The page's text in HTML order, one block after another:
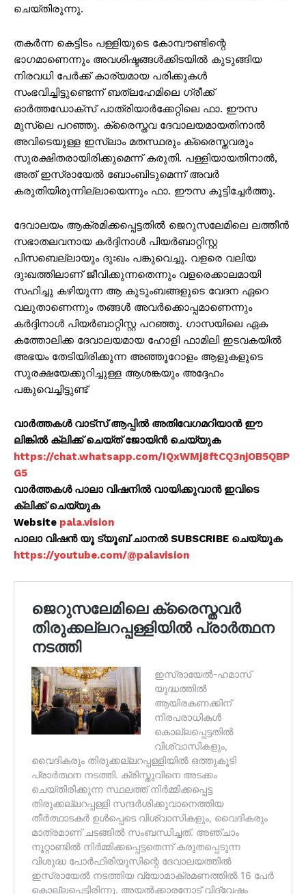
ചെയ്തിരുന്നു.
തകർന്ന കെട്ടിടം പള്ളിയുടെ കോമ്പൗണ്ടിന്റെ
ഭാഗമാണെന്നും അവശിഷ്ടങ്ങൾക്കിടയിൽ കുടുങ്ങിയ
നിരവധി പേര്‍ക്ക് കാര്യമായ പരിക്കുകള്‍
സംഭവിച്ചിട്ടുണ്ടെന്ന് ബത്‌ലഹേമിലെ ഗ്രീക്ക്
ഓർത്തഡോക്‌സ് പാത്രിയാർക്കേറ്റിലെ ഫാ. ഈസ
മുസ്‌ലെ പറഞ്ഞു. ക്രൈസ്തവ ദേവാലയമായതിനാല്‍
അവിടെയുള്ള ഇസ്ലാം മതസ്ഥരും ക്രൈസ്തവരും
സുരക്ഷിതരായിരിക്കുമെന്ന് കരുതി. പള്ളിയായതിനാൽ,
അത് ഇസ്രായേൽ ബോംബിടുമെന്ന് അവർ
കരുതിയിരുന്നില്ലായെന്നും ഫാ. ഈസ കൂട്ടിച്ചേര്‍ത്തു.
ദേവാലയം ആക്രമിക്കപ്പെട്ടതില്‍ ജെറുസലേമിലെ ലത്തീന്‍
സഭാതലവനായ കര്‍ദ്ദിനാള്‍ പിയര്‍ബാറ്റിസ്റ്റ
പിസബെല്ലായും ദുഃഖം പങ്കുവെച്ചു. വളരെ വലിയ
ദുഃഖത്തിലാണ് ജീവിക്കുന്നതെന്നും വളരെക്കാലമായി
സഹിച്ചു കഴിയുന്ന ആ കുടുംബങ്ങളുടെ വേദന ഏറെ
വലുതാണെന്നും തങ്ങള്‍ അവര്‍ക്കൊപ്പമാണെന്നും
കര്‍ദ്ദിനാള്‍ പിയര്‍ബാറ്റിസ്റ്റ പറഞ്ഞു. ഗാസയിലെ ഏക
കത്തോലിക്ക ദേവാലയമായ ഹോളി ഫാമിലി ഇടവകയില്‍
അഭയം തേടിയിരിക്കുന്ന അഞ്ഞൂറോളം ആളുകളുടെ
സുരക്ഷയേക്കുറിച്ചുള്ള ആശങ്കയും അദ്ദേഹം
പങ്കുവെച്ചിട്ടുണ്ട്
വാർത്തകൾ വാട്സ് ആപ്പിൽ അതിവേഗമറിയാൻ ഈ
ലിങ്കിൽ ക്ലിക്ക് ചെയ്ത് ജോയിൻ ചെയ്യുക
https://chat.whatsapp.com/IQxWMj8ftCQ3njOB5QBP
G5
വാർത്തകൾ പാലാ വിഷനിൽ വായിക്കുവാൻ ഇവിടെ
ക്ലിക്ക് ചെയ്യുക
Website pala.vision
പാലാ വിഷൻ യൂ ട്യൂബ് ചാനൽ SUBSCRIBE ചെയ്യുക
https://youtube.com/@palavision